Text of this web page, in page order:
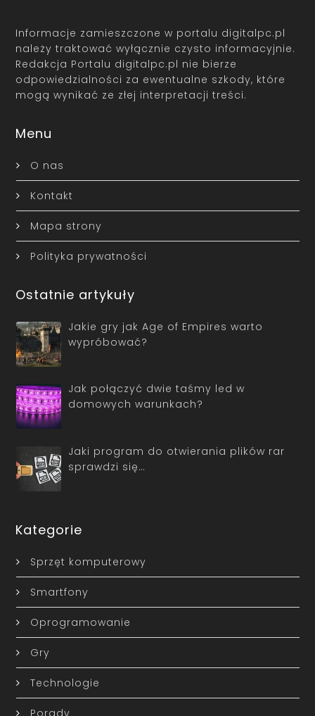
Informacje zamieszczone w portalu digitalpc.pl
należy traktować wyłącznie czysto informacyjnie.
Redakcja Portalu digitalpc.pl nie bierze
odpowiedzialności za ewentualne szkody, które
mogą wynikać ze złej interpretacji treści.
Menu
O nas
Kontakt
Mapa strony
Polityka prywatności
Ostatnie artykuły
Jakie gry jak Age of Empires warto
wypróbować?
Jak połączyć dwie taśmy led w
domowych warunkach?
Jaki program do otwierania plików rar
sprawdzi się…
Kategorie
Sprzęt komputerowy
Smartfony
Oprogramowanie
Gry
Technologie
Porady